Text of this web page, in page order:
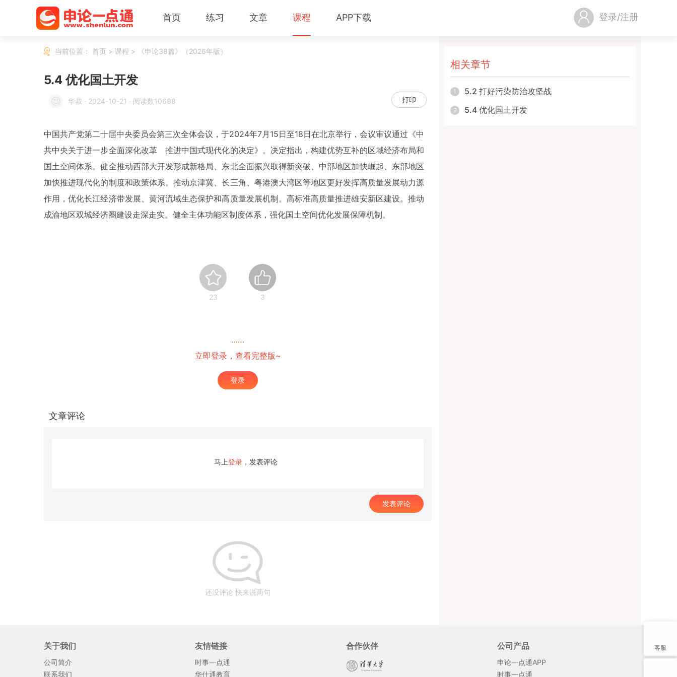
登录/注册
首页 练习 文章 课程 APP下载
当前位置： 首页 > 课程 > 《申论38篇》（2026年版）
5.4 优化国土开发
华叔 · 2024-10-21 · 阅读数10688 打印
中国共产党第二十届中央委员会第三次全体会议，于2024年7月15日至18日在北京举行，会议审议通过《中
共中央关于进一步全面深化改革 推进中国式现代化的决定》。决定指出，构建优势互补的区域经济布局和
国土空间体系。健全推动西部大开发形成新格局、东北全面振兴取得新突破、中部地区加快崛起、东部地区
加快推进现代化的制度和政策体系。推动京津冀、长三角、粤港澳大湾区等地区更好发挥高质量发展动力源
作用，优化长江经济带发展、黄河流域生态保护和高质量发展机制。高标准高质量推进雄安新区建设。推动
成渝地区双城经济圈建设走深走实。健全主体功能区制度体系，强化国土空间优化发展保障机制。
23 3
……
立即登录，查看完整版~
登录
文章评论
马上登录 ，发表评论
发表评论
还没评论 快来说两句
相关章节
1 5.2 打好污染防治攻坚战
2 5.4 优化国土开发
客服
关于我们
公司简介
联系我们
友情链接
时事一点通
华仕通教育
合作伙伴 公司产品
申论一点通APP
时事一点通